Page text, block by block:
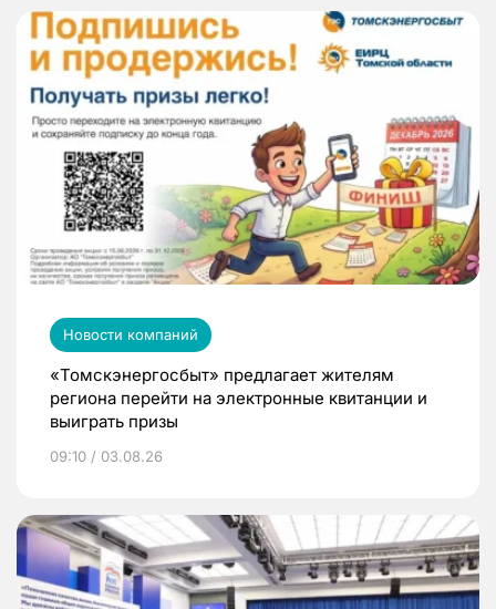
Новости компаний
«Томскэнергосбыт» предлагает жителям
региона перейти на электронные квитанции и
выиграть призы
09:10 / 03.08.26